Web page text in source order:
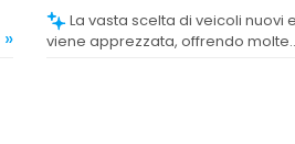
»
La vasta scelta di veicoli nuovi e usati
viene apprezzata, offrendo molte